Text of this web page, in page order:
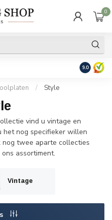
0
Achteraf
9.0
/ Style
vind u vintage en
het nog specifieker willen
nog twee aparte collecties
assortiment.
Vintage